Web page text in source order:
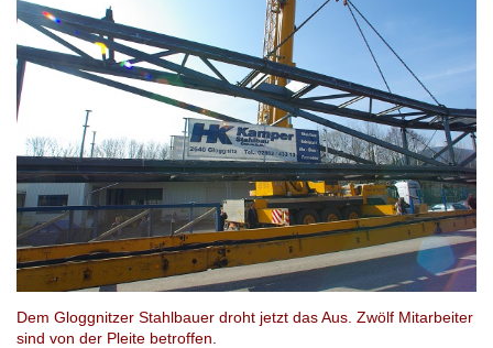
Dem Gloggnitzer Stahlbauer droht jetzt das Aus. Zwölf Mitarbeiter
sind von der Pleite betroffen.